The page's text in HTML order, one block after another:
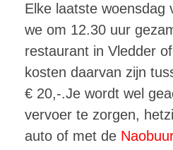
Elke laatste woensdag
we om 12.30 uur
restaurant in Vledder
kosten daarvan zijn
€ 20,-.Je wordt wel
vervoer te zorgen,
auto of met de